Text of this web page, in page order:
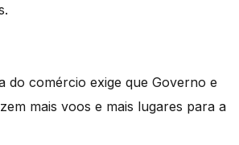
do comércio exige que Governo e
mais voos e mais lugares para a